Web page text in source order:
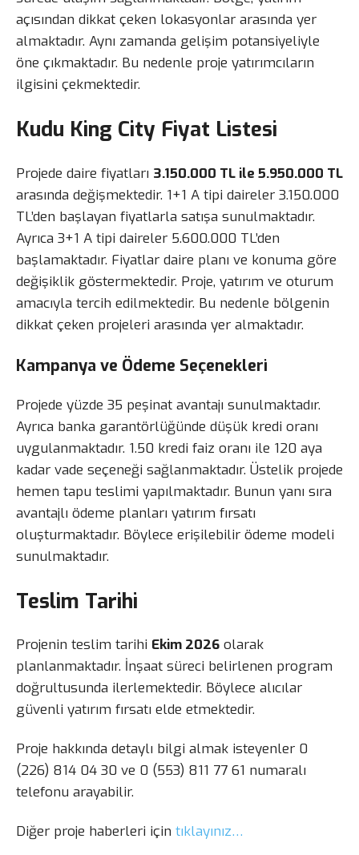
açısından dikkat çeken lokasyonlar arasında yer
almaktadır. Aynı zamanda gelişim potansiyeliyle
öne çıkmaktadır. Bu nedenle proje yatırımcıların
ilgisini çekmektedir.
Kudu King City Fiyat Listesi
Projede daire fiyatları 3.150.000 TL ile 5.950.000 TL
arasında değişmektedir. 1+1 A tipi daireler 3.150.000
TL’den başlayan fiyatlarla satışa sunulmaktadır.
Ayrıca 3+1 A tipi daireler 5.600.000 TL’den
başlamaktadır. Fiyatlar daire planı ve konuma göre
değişiklik göstermektedir. Proje, yatırım ve oturum
amacıyla tercih edilmektedir. Bu nedenle bölgenin
dikkat çeken projeleri arasında yer almaktadır.
Kampanya ve Ödeme Seçenekleri
Projede yüzde 35 peşinat avantajı sunulmaktadır.
Ayrıca banka garantörlüğünde düşük kredi oranı
uygulanmaktadır. 1.50 kredi faiz oranı ile 120 aya
kadar vade seçeneği sağlanmaktadır. Üstelik projede
hemen tapu teslimi yapılmaktadır. Bunun yanı sıra
avantajlı ödeme planları yatırım fırsatı
oluşturmaktadır. Böylece erişilebilir ödeme modeli
sunulmaktadır.
Teslim Tarihi
Projenin teslim tarihi Ekim 2026 olarak
planlanmaktadır. İnşaat süreci belirlenen program
doğrultusunda ilerlemektedir. Böylece alıcılar
güvenli yatırım fırsatı elde etmektedir.
Proje hakkında detaylı bilgi almak isteyenler 0
(226) 814 04 30 ve 0 (553) 811 77 61 numaralı
telefonu arayabilir.
Diğer proje haberleri için tıklayınız…